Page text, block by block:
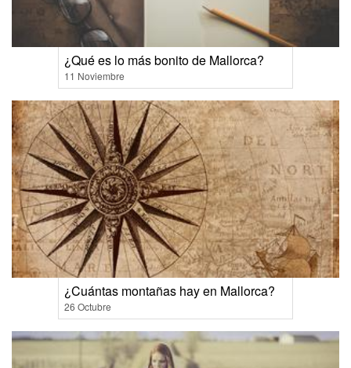
¿Qué es lo más bonito de Mallorca?
11 Noviembre
¿Cuántas montañas hay en Mallorca?
26 Octubre